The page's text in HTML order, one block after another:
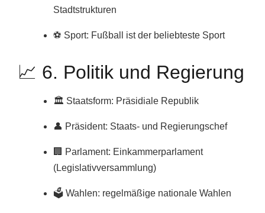
Stadtstrukturen
⚽ Sport: Fußball ist der beliebteste Sport
📈 6. Politik und Regierung
🏛️ Staatsform: Präsidiale Republik
👤 Präsident: Staats- und Regierungschef
🏢 Parlament: Einkammerparlament
(Legislativversammlung)
🗳️ Wahlen: regelmäßige nationale Wahlen